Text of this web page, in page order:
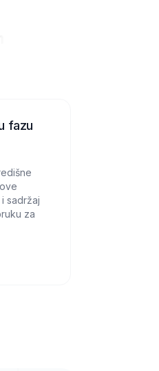
fazu
sadržaj
za